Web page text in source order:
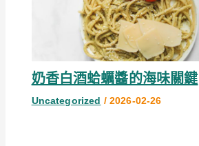
奶香白酒蛤蠣醬的海味關鍵
Uncategorized / 2026-02-26